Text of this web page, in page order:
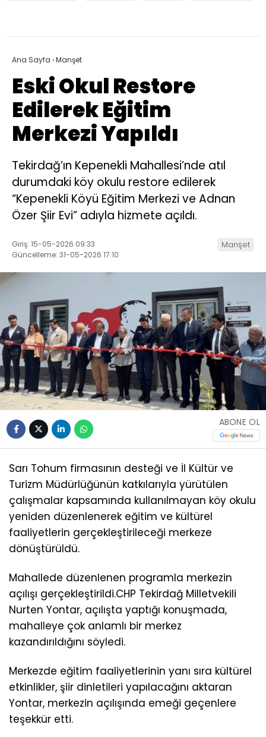
Ana Sayfa ›Manşet
Eski Okul Restore
Edilerek Eğitim
Merkezi Yapıldı
Tekirdağ’ın Kepenekli Mahallesi’nde atıl
durumdaki köy okulu restore edilerek
“Kepenekli Köyü Eğitim Merkezi ve Adnan
Özer Şiir Evi” adıyla hizmete açıldı.
Giriş: 15-05-2026 09:33
Güncelleme: 31-05-2026 17:10
Manşet
ABONE OL
Sarı Tohum firmasının desteği ve İl Kültür ve
Turizm Müdürlüğünün katkılarıyla yürütülen
çalışmalar kapsamında kullanılmayan köy okulu
yeniden düzenlenerek eğitim ve kültürel
faaliyetlerin gerçekleştirileceği merkeze
dönüştürüldü.
Mahallede düzenlenen programla merkezin
açılışı gerçekleştirildi.CHP Tekirdağ Milletvekili
Nurten Yontar, açılışta yaptığı konuşmada,
mahalleye çok anlamlı bir merkez
kazandırıldığını söyledi.
Merkezde eğitim faaliyetlerinin yanı sıra kültürel
etkinlikler, şiir dinletileri yapılacağını aktaran
Yontar, merkezin açılışında emeği geçenlere
teşekkür etti.